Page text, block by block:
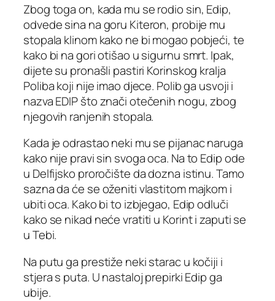
Zbog toga on, kada mu se rodio sin, Edip,
odvede sina na goru Kiteron, probije mu
stopala klinom kako ne bi mogao pobjeći, te
kako bi na gori otišao u sigurnu smrt. Ipak,
dijete su pronašli pastiri Korinskog kralja
Poliba koji nije imao djece. Polib ga usvoji i
nazva EDIP što znači otečenih nogu, zbog
njegovih ranjenih stopala.
Kada je odrastao neki mu se pijanac naruga
kako nije pravi sin svoga oca. Na to Edip ode
u Delfijsko proročište da dozna istinu. Tamo
sazna da će se oženiti vlastitom majkom i
ubiti oca. Kako bi to izbjegao, Edip odluči
kako se nikad neće vratiti u Korint i zaputi se
u Tebi.
Na putu ga prestiže neki starac u kočiji i
stjera s puta. U nastaloj prepirki Edip ga
ubije.